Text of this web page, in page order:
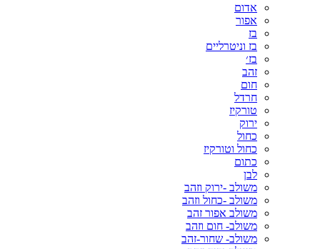
אדום
אפור
בז
בז וניטרליים
בז׳
זהב
חום
חרדל
טורקיז
ירוק
כחול
כחול וטורקיז
כתום
לבן
משולב -ירוק וזהב
משולב -כחול וזהב
משולב אפור זהב
משולב- חום וזהב
משולב- שחור-זהב